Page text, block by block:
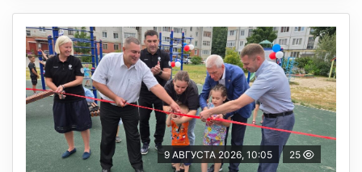
9 АВГУСТА 2026, 10:05 25